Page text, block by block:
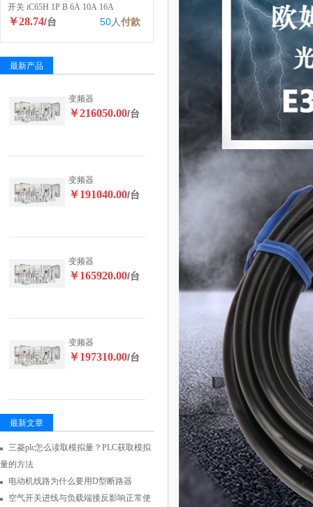
开关 iC65H 1P B 6A 10A 16A
￥28.74/台 50人付款
最新产品
变频器
￥216050.00/台
变频器
￥191040.00/台
变频器
￥165920.00/台
变频器
￥197310.00/台
最新文章
三菱plc怎么读取模拟量？PLC获取模拟
量的方法
电动机线路为什么要用D型断路器
空气开关进线与负载端接反影响正常使